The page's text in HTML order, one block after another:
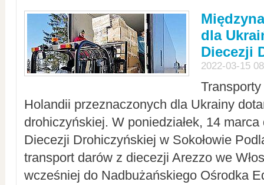
dla
Diecezji
2022-03-15
Holandii przeznaczonych dla Ukrainy
drohiczyńskiej. W poniedziałek, 14
Diecezji Drohiczyńskiej w Sokołowie
transport darów z diecezji Arezzo we
wcześniej do Nadbużańskiego Ośrodka